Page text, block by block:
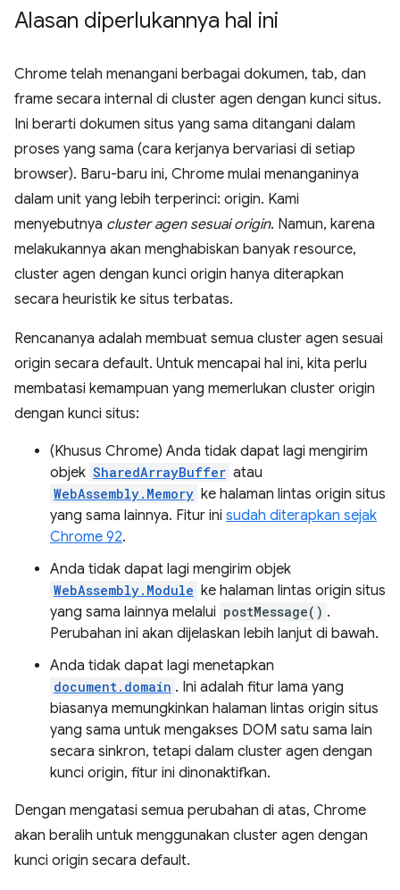
Alasan diperlukannya hal ini
Chrome telah menangani berbagai dokumen, tab, dan
frame secara internal di cluster agen dengan kunci situs.
Ini berarti dokumen situs yang sama ditangani dalam
proses yang sama (cara kerjanya bervariasi di setiap
browser). Baru-baru ini, Chrome mulai menanganinya
dalam unit yang lebih terperinci: origin. Kami
menyebutnya cluster agen sesuai origin. Namun, karena
melakukannya akan menghabiskan banyak resource,
cluster agen dengan kunci origin hanya diterapkan
secara heuristik ke situs terbatas.
Rencananya adalah membuat semua cluster agen sesuai
origin secara default. Untuk mencapai hal ini, kita perlu
membatasi kemampuan yang memerlukan cluster origin
dengan kunci situs:
(Khusus Chrome) Anda tidak dapat lagi mengirim
objek SharedArrayBuffer atau
WebAssembly.Memory ke halaman lintas origin situs
yang sama lainnya. Fitur ini sudah diterapkan sejak
Chrome 92.
Anda tidak dapat lagi mengirim objek
WebAssembly.Module ke halaman lintas origin situs
yang sama lainnya melalui postMessage() .
Perubahan ini akan dijelaskan lebih lanjut di bawah.
Anda tidak dapat lagi menetapkan
document.domain . Ini adalah fitur lama yang
biasanya memungkinkan halaman lintas origin situs
yang sama untuk mengakses DOM satu sama lain
secara sinkron, tetapi dalam cluster agen dengan
kunci origin, fitur ini dinonaktifkan.
Dengan mengatasi semua perubahan di atas, Chrome
akan beralih untuk menggunakan cluster agen dengan
kunci origin secara default.